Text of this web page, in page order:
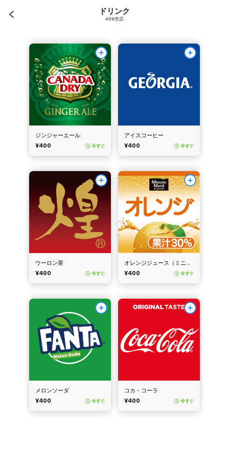
ドリンク
409売店
ジンジャーエール
¥400
今すぐ
アイスコーヒー
¥400
今すぐ
ウーロン茶
¥400
今すぐ
¥400
今すぐ
メロンソーダ
¥400
今すぐ
コカ・コーラ
¥400
今すぐ